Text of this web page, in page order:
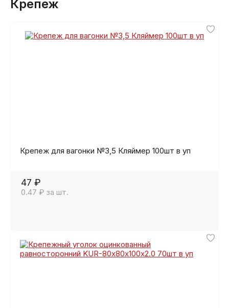
Крепеж
Крепеж для вагонки №3,5 Кляймер 100шт в уп
47 ₽
0.47 ₽ за шт.